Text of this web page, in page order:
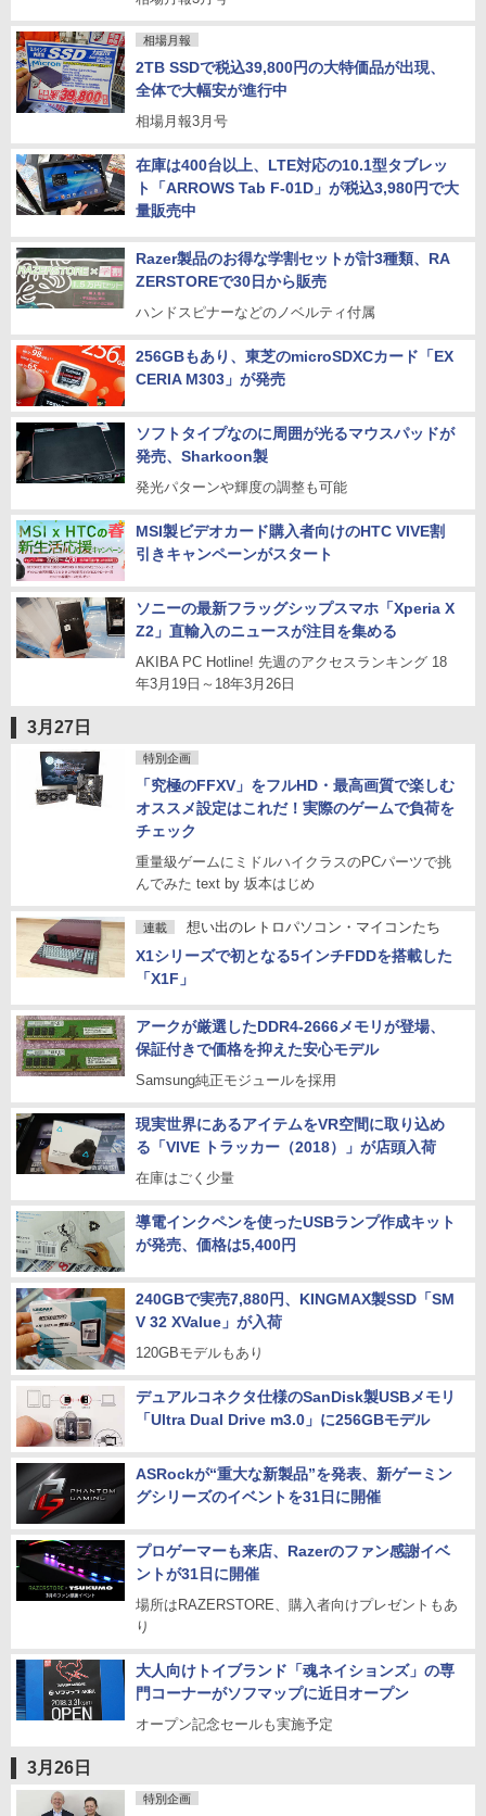
相場月報
2TB SSDで税込39,800円の大特価品が出現、
全体で大幅安が進行中
相場月報3月号
在庫は400台以上、LTE対応の10.1型タブレッ
ト「ARROWS Tab F-01D」が税込3,980円で大
量販売中
Razer製品のお得な学割セットが計3種類、RA
ZERSTOREで30日から販売
ハンドスピナーなどのノベルティ付属
256GBもあり、東芝のmicroSDXCカード「EX
CERIA M303」が発売
ソフトタイプなのに周囲が光るマウスパッドが
発売、Sharkoon製
発光パターンや輝度の調整も可能
MSI製ビデオカード購入者向けのHTC VIVE割
引きキャンペーンがスタート
ソニーの最新フラッグシップスマホ「Xperia X
Z2」直輸入のニュースが注目を集める
AKIBA PC Hotline! 先週のアクセスランキング 18
年3月19日～18年3月26日
3月27日
特別企画
「究極のFFXV」をフルHD・最高画質で楽しむ
オススメ設定はこれだ！実際のゲームで負荷を
チェック
重量級ゲームにミドルハイクラスのPCパーツで挑
んでみた text by 坂本はじめ
連載 想い出のレトロパソコン・マイコンたち
X1シリーズで初となる5インチFDDを搭載した
「X1F」
アークが厳選したDDR4-2666メモリが登場、
保証付きで価格を抑えた安心モデル
Samsung純正モジュールを採用
現実世界にあるアイテムをVR空間に取り込め
る「VIVE トラッカー（2018）」が店頭入荷
在庫はごく少量
導電インクペンを使ったUSBランプ作成キット
が発売、価格は5,400円
240GBで実売7,880円、KINGMAX製SSD「SM
V 32 XValue」が入荷
120GBモデルもあり
デュアルコネクタ仕様のSanDisk製USBメモリ
「Ultra Dual Drive m3.0」に256GBモデル
ASRockが“重大な新製品”を発表、新ゲーミン
グシリーズのイベントを31日に開催
プロゲーマーも来店、Razerのファン感謝イベ
ントが31日に開催
場所はRAZERSTORE、購入者向けプレゼントもあ
り
大人向けトイブランド「魂ネイションズ」の専
門コーナーがソフマップに近日オープン
オープン記念セールも実施予定
3月26日
特別企画